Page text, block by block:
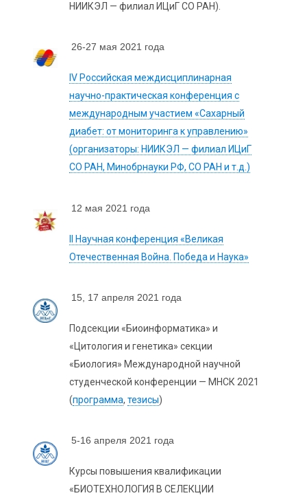
НИИКЭЛ — филиал ИЦиГ СО РАН).
26-27 мая 2021 года
IV Российская междисциплинарная
научно-практическая конференция с
международным участием «Сахарный
диабет: от мониторинга к управлению»
(организаторы: НИИКЭЛ — филиал ИЦиГ
СО РАН, Минобрнауки РФ, СО РАН и т.д.)
12 мая 2021 года
II Научная конференция «Великая
Отечественная Война. Победа и Наука»
15, 17 апреля 2021 года
Подсекции «Биоинформатика» и
«Цитология и генетика» секции
«Биология» Международной научной
студенческой конференции — МНСК 2021
(программа,тезисы)
5-16 апреля 2021 года
Курсы повышения квалификации
«БИОТЕХНОЛОГИЯ В СЕЛЕКЦИИ